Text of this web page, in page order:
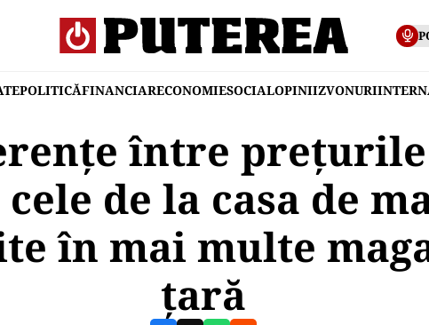
POLITICĂFINANCIARECONOMIESOCIALOPINIIZVONURI
între
de la casa de
în mai multe
țară